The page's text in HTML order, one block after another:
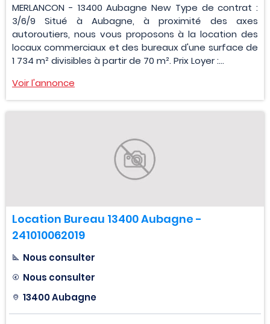
MERLANCON - 13400 Aubagne New Type de contrat :
3/6/9 Situé à Aubagne, à proximité des axes
autoroutiers, nous vous proposons à la location des
locaux commerciaux et des bureaux d'une surface de
1 734 m² divisibles à partir de 70 m². Prix Loyer :...
Voir l'annonce
Location Bureau 13400 Aubagne -
241010062019
Nous consulter
Nous consulter
13400 Aubagne